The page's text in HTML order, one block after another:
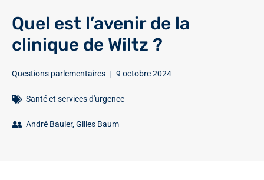
Quel est l’avenir de la
clinique de Wiltz ?
Questions parlementaires | 9 octobre 2024
Santé et services d'urgence
André Bauler,Gilles Baum